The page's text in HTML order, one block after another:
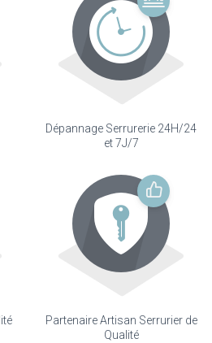
Dépannage Serrurerie 24H/24
et 7J/7
Partenaire Artisan Serrurier de
Qualité